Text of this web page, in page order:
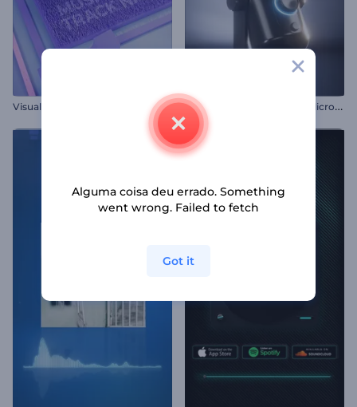
V
isualizador Musical de Movimento Cinético T
ocador de Podcast com Microfone
Alguma coisa deu errado. Something
went wrong. Failed to fetch
Got it